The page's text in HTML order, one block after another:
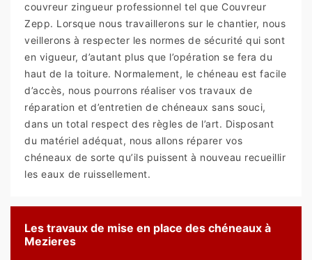
couvreur zingueur professionnel tel que Couvreur
Zepp. Lorsque nous travaillerons sur le chantier, nous
veillerons à respecter les normes de sécurité qui sont
en vigueur, d’autant plus que l’opération se fera du
haut de la toiture. Normalement, le chéneau est facile
d’accès, nous pourrons réaliser vos travaux de
réparation et d’entretien de chéneaux sans souci,
dans un total respect des règles de l’art. Disposant
du matériel adéquat, nous allons réparer vos
chéneaux de sorte qu’ils puissent à nouveau recueillir
les eaux de ruissellement.
Les travaux de mise en place des chéneaux à
Mezieres